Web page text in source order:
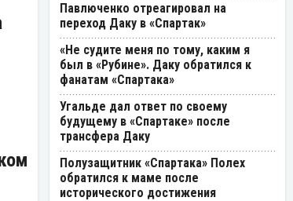
Павлюченко отреагировал на
переход Даку в «Спартак»
«Не судите меня по тому, каким я
был в «Рубине». Даку обратился к
фанатам «Спартака»
Угальде дал ответ по своему
будущему в «Спартаке» после
трансфера Даку
Полузащитник «Спартака» Полех
обратился к маме после
исторического достижения